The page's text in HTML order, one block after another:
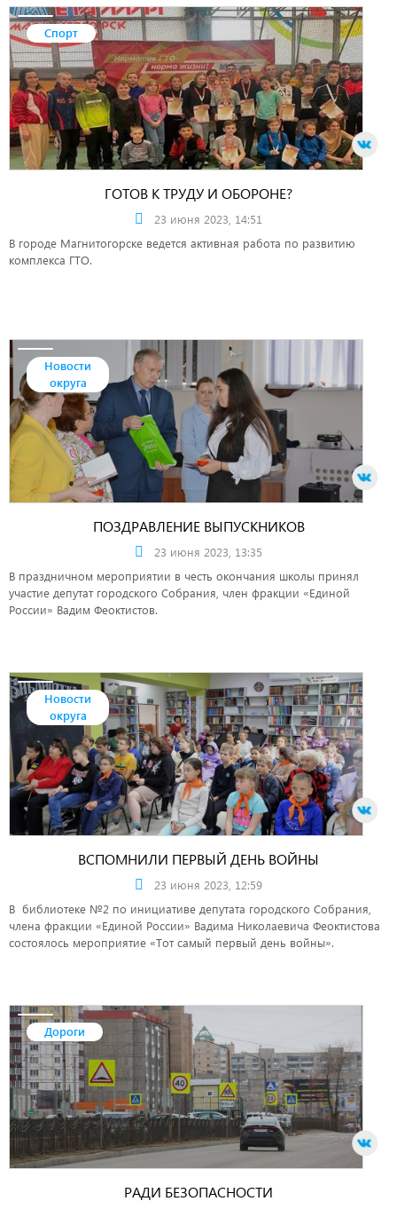
Спорт
ГОТОВ К ТРУДУ И ОБОРОНЕ?
23 июня 2023, 14:51
В городе Магнитогорске ведется активная работа по развитию
комплекса ГТО.
Новости
округа
ПОЗДРАВЛЕНИЕ ВЫПУСКНИКОВ
23 июня 2023, 13:35
В праздничном мероприятии в честь окончания школы принял
участие депутат городского Собрания, член фракции «Единой
России» Вадим Феоктистов.
Новости
округа
ВСПОМНИЛИ ПЕРВЫЙ ДЕНЬ ВОЙНЫ
23 июня 2023, 12:59
В библиотеке №2 по инициативе депутата городского Собрания,
члена фракции «Единой России» Вадима Николаевича Феоктистова
состоялось мероприятие «Тот самый первый день войны».
Дороги
РАДИ БЕЗОПАСНОСТИ